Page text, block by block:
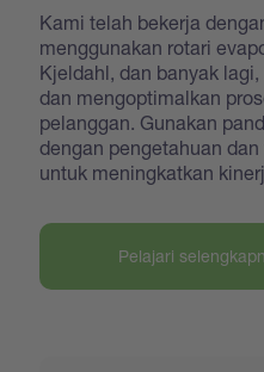
Kami telah bekerja
menggunakan rotari
Kjeldahl, dan banyak
dan mengoptimalkan
pelanggan. Gunakan
dengan pengetahuan
untuk meningkatkan
Pelajari